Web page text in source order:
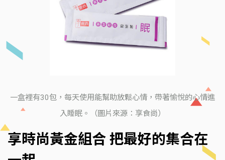
一盒裡有30包，每天使用能幫助放鬆心情，帶著愉悅的心情進
入睡眠。（圖片來源：享食尚）
享時尚黃金組合 把最好的集合在